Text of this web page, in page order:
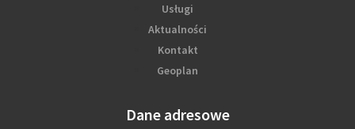
Usługi
Aktualności
Kontakt
Geoplan
Dane adresowe